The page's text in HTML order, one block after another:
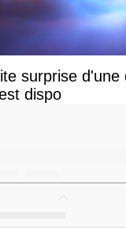
surprise d'une
dispo